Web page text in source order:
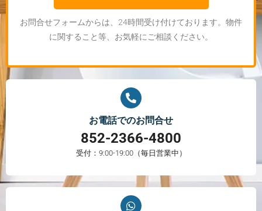
お問合せフォームからは、24時間受け付けております。物件
に関すること等、お気軽にご相談ください。
お電話でのお問合せ
852-2366-4800
受付：9:00-19:00（毎日営業中）